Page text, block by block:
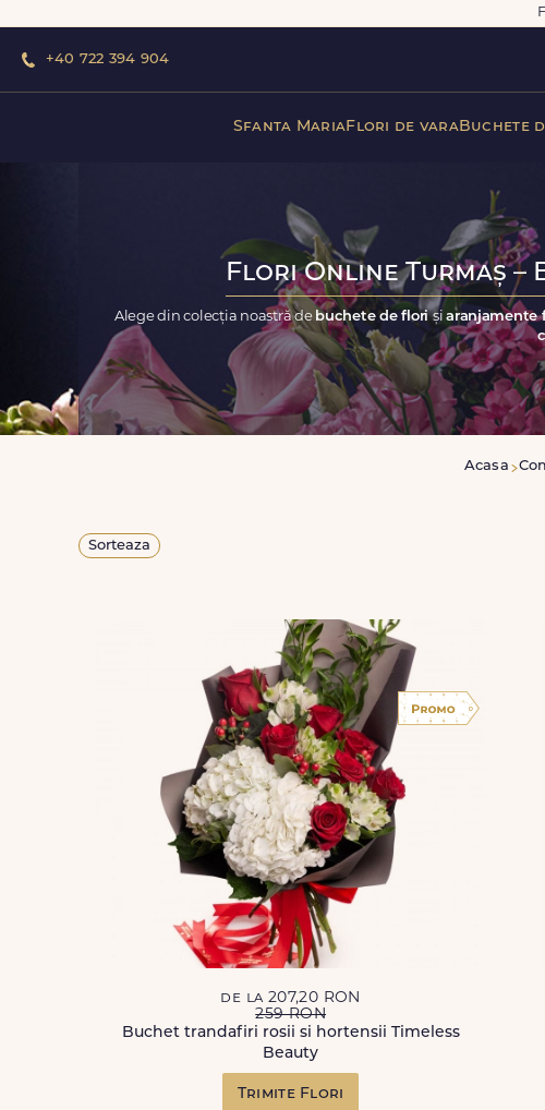
+40 722 394 904
Sfanta MariaFlori de varaBuchete
Flori Online Turmaș
Alege din colecția noastră de buchete de florișiaranjamente
Acasa
Sorteaza
de la 207,20 RON
259 RON
Buchet trandafiri rosii si hortensii Timeless
Beauty
Trimite Flori